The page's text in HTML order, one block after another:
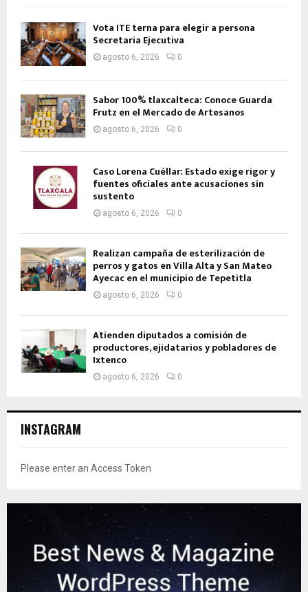
Vota ITE terna para elegir a persona
Secretaria Ejecutiva
agosto 6, 2026 0
Sabor 100% tlaxcalteca: Conoce Guarda
Frutz en el Mercado de Artesanos
agosto 6, 2026 0
Caso Lorena Cuéllar: Estado exige rigor y
fuentes oficiales ante acusaciones sin
sustento
agosto 6, 2026 0
Realizan campaña de esterilización de
perros y gatos en Villa Alta y San Mateo
Ayecac en el municipio de Tepetitla
agosto 6, 2026 0
Atienden diputados a comisión de
productores, ejidatarios y pobladores de
Ixtenco
agosto 6, 2026 0
INSTAGRAM
Please enter an Access Token